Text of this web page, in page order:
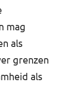
mag
als
grenzen
als